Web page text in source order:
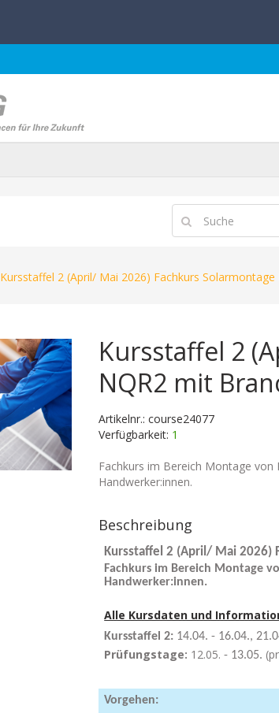
Kursstaffel 2 (April/ Mai 2026) Fachkurs
Kursstaffel 2
NQR2 mit
Artikelnr.: course24077
Verfügbarkeit: 1
Fachkurs im Bereich Montage
Handwerker:innen.
Beschreibung
Kursstaffel 2 (April/ Mai 2026)
Fachkurs im Bereich Montage
Handwerker:innen.
Alle Kursdaten und
Kursstaffel 2: 14.04. - 16.04.,
Prüfungstage: 12.05. - 13.05.
Vorgehen: